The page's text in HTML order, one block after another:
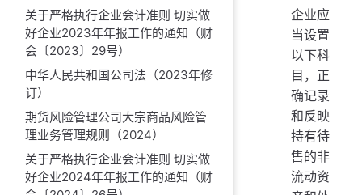
关于严格执行企业会计准则 切实做
好企业2023年年报工作的通知（财
会〔2023〕29号）
中华人民共和国公司法（2023年修
订）
期货风险管理公司大宗商品风险管
理业务管理规则（2024）
关于严格执行企业会计准则 切实做
好企业2024年年报工作的通知（财
企业应
当设置
以下科
目，正
确记录
和反映
持有待
售的非
流动资